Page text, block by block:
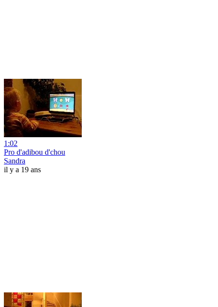
1:02
Pro d'adibou d'chou
Sandra
il y a 19 ans